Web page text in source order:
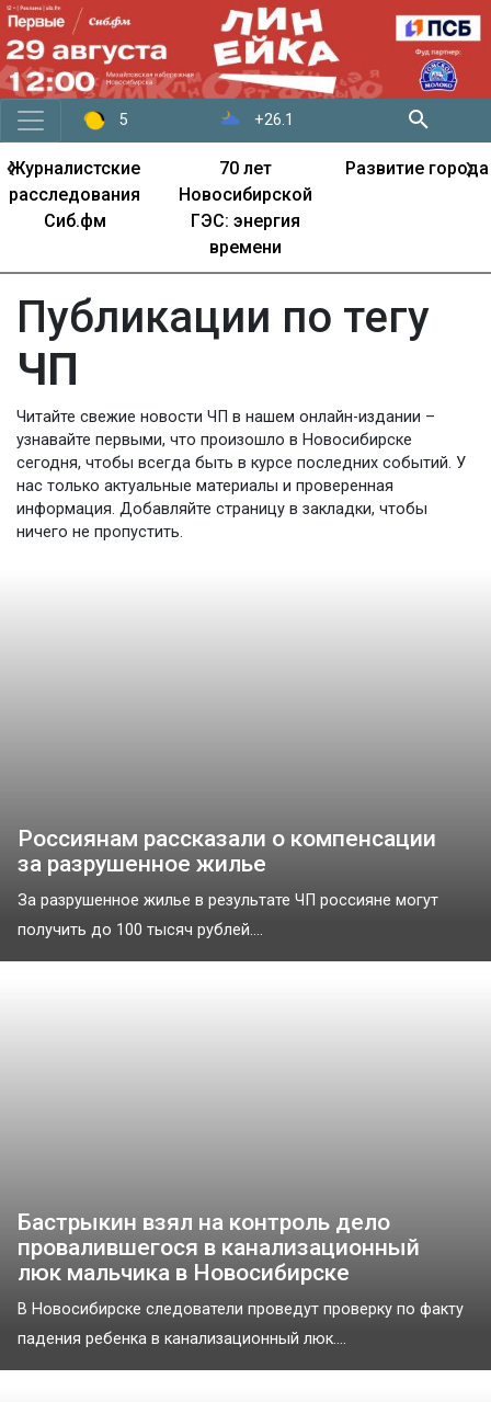
5 +26.1
Журналистские
расследования
Сиб.фм
70 лет
Новосибирской
ГЭС: энергия
времени
Развитие города
‹ ›
Публикации по тегу
ЧП
Читайте свежие новости ЧП в нашем онлайн-издании –
узнавайте первыми, что произошло в Новосибирске
сегодня, чтобы всегда быть в курсе последних событий. У
нас только актуальные материалы и проверенная
информация. Добавляйте страницу в закладки, чтобы
ничего не пропустить.
Россиянам рассказали о компенсации
за разрушенное жилье
За разрушенное жилье в результате ЧП россияне могут
получить до 100 тысяч рублей....
Бастрыкин взял на контроль дело
провалившегося в канализационный
люк мальчика в Новосибирске
В Новосибирске следователи проведут проверку по факту
падения ребенка в канализационный люк....